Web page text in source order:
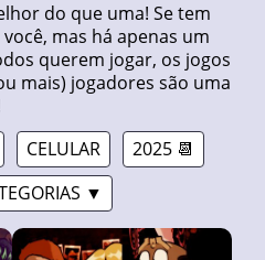
do que uma! Se tem
mas há apenas um
querem jogar, os jogos
mais) jogadores são uma
CELULAR
2025 📆
▼